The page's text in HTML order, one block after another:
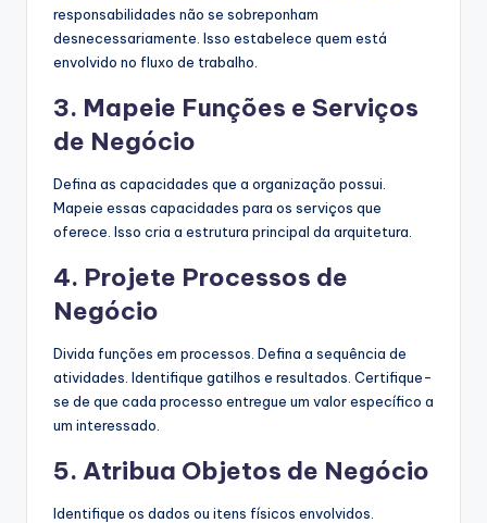
responsabilidades não se sobreponham
desnecessariamente. Isso estabelece quem está
envolvido no fluxo de trabalho.
3. Mapeie Funções e Serviços
de Negócio
Defina as capacidades que a organização possui.
Mapeie essas capacidades para os serviços que
oferece. Isso cria a estrutura principal da arquitetura.
4. Projete Processos de
Negócio
Divida funções em processos. Defina a sequência de
atividades. Identifique gatilhos e resultados. Certifique-
se de que cada processo entregue um valor específico a
um interessado.
5. Atribua Objetos de Negócio
Identifique os dados ou itens físicos envolvidos.